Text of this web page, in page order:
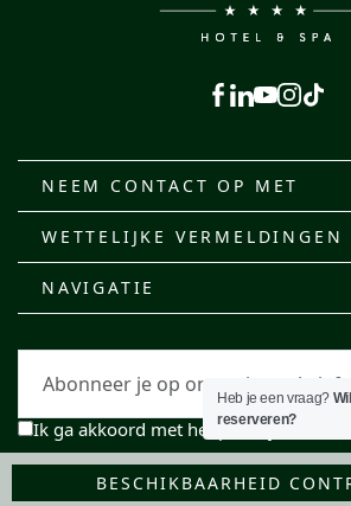
BESCHIKBAARHEID
NEEM CONTACT OP MET
WETTELIJKE VERMELDINGEN
NAVIGATIE
RGPD
Ik ga akkoord met het privacybeleid
E-
mail
Heb je een vraag?
reserveren?